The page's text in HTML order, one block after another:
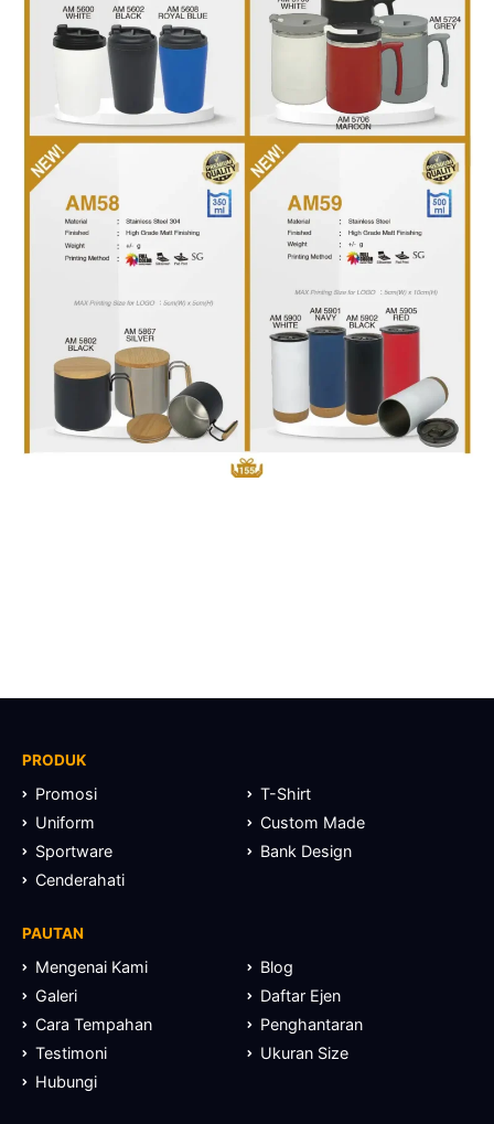
PRODUK
Promosi
T-Shirt
Uniform
Custom Made
Sportware
Bank Design
Cenderahati
PAUTAN
Mengenai Kami
Blog
Galeri
Daftar Ejen
Cara Tempahan
Penghantaran
Testimoni
Ukuran Size
Hubungi